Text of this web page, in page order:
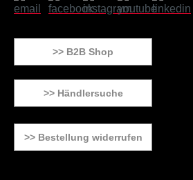
>> B2B Shop
>> Händlersuche
>> Bestellung widerrufen